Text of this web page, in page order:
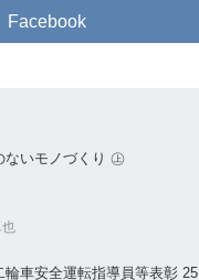
Facebook
ないモノづくり ㊤
輪車安全運転指導員等表彰 25